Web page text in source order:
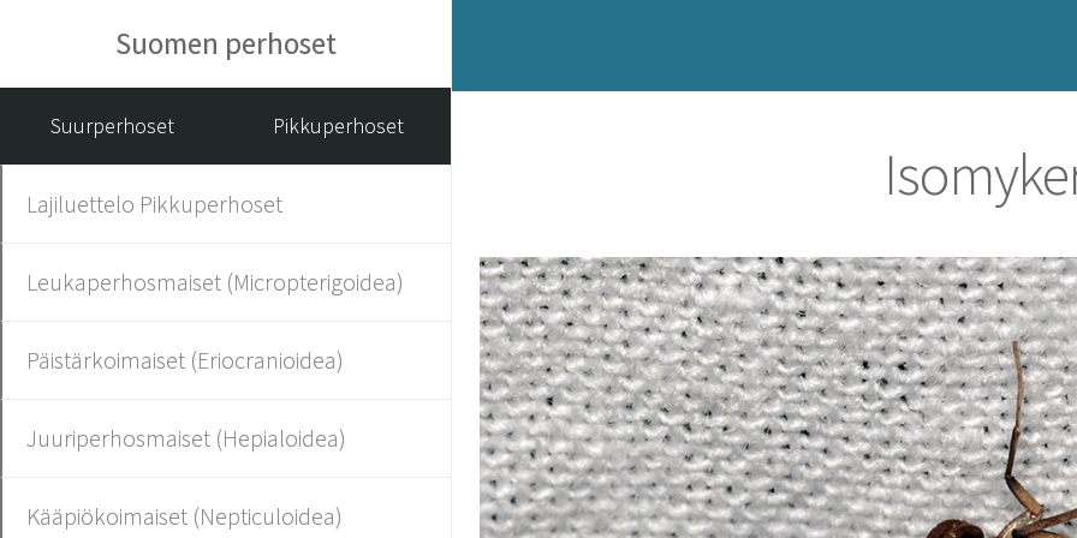
Suomen perhoset
Suurperhoset Pikkuperhoset
Lajiluettelo Pikkuperhoset
Leukaperhosmaiset (Micropterigoidea)
Päistärkoimaiset (Eriocranioidea)
Juuriperhosmaiset (Hepialoidea)
Kääpiökoimaiset (Nepticuloidea)